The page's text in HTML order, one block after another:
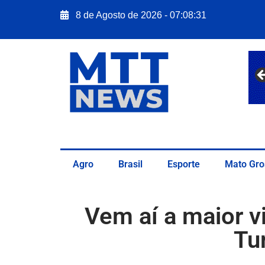
8 de Agosto de 2026 - 07:08:32
Agro Brasil Esporte Mato
Vem aí a maior